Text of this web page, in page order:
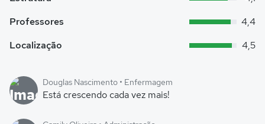
Professores
4,4
Localização
4,5
Douglas Nascimento • Enfermagem
Está crescendo cada vez mais!